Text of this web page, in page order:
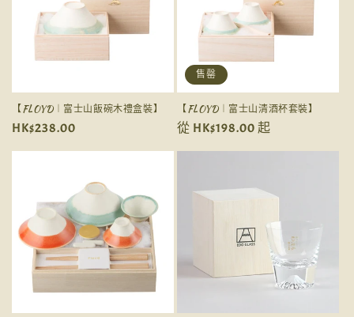
【FLOYD︱富士山飯碗木禮盒裝】
定
價
HK$238.00
售罄
【FLOYD︱富士山清酒杯套裝】
定
價
從 HK$198.00 起